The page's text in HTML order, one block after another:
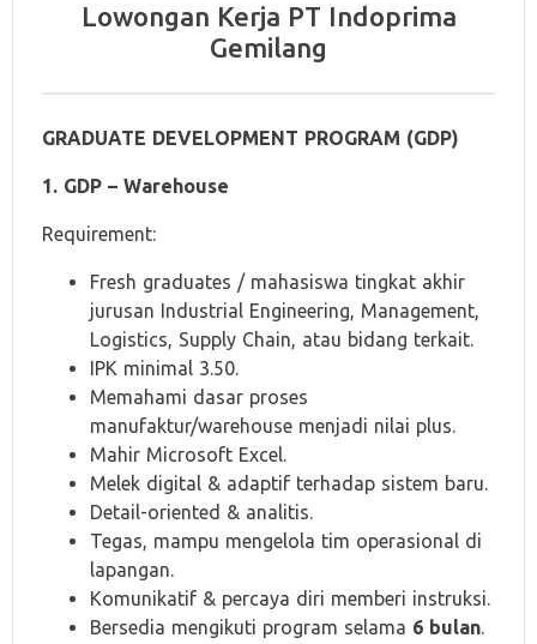
Lowongan Kerja PT Indoprima
Gemilang
GRADUATE DEVELOPMENT PROGRAM (GDP)
1. GDP – Warehouse
Requirement:
Fresh graduates / mahasiswa tingkat akhir
jurusan Industrial Engineering, Management,
Logistics, Supply Chain, atau bidang terkait.
IPK minimal 3.50.
Memahami dasar proses
manufaktur/warehouse menjadi nilai plus.
Mahir Microsoft Excel.
Melek digital & adaptif terhadap sistem baru.
Detail-oriented & analitis.
Tegas, mampu mengelola tim operasional di
lapangan.
Komunikatif & percaya diri memberi instruksi.
Bersedia mengikuti program selama 6 bulan.